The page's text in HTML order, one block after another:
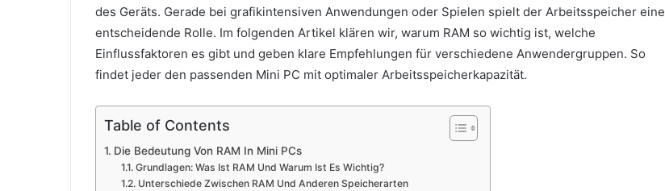
des Geräts. Gerade bei grafikintensiven Anwendungen oder Spielen spielt der Arbeitsspeicher eine
entscheidende Rolle. Im folgenden Artikel klären wir, warum RAM so wichtig ist, welche
Einflussfaktoren es gibt und geben klare Empfehlungen für verschiedene Anwendergruppen. So
findet jeder den passenden Mini PC mit optimaler Arbeitsspeicherkapazität.
Table of Contents
Die Bedeutung Von RAM In Mini PCs
Grundlagen: Was Ist RAM Und Warum Ist Es Wichtig?
Unterschiede Zwischen RAM Und Anderen Speicherarten